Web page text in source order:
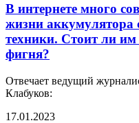
В интернете много
жизни аккумулятора
техники. Стоит ли им
фигня?
Отвечает ведущий
Клабуков:
17.01.2023